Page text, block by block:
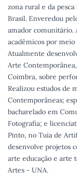
zona rural e da
Brasil. Enveredou
amador comunitário.
acadêmicos por
Atualmente
Arte
Coimbra, sobre
Realizou estudos de
Contemporâneas;
bacharelado em
Fotografia; e
Pinto, no Tuia de
desenvolve projetos
arte educação e arte
Artes - UNA.